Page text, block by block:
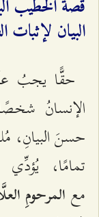
قصة الخطيب
البيان لإثبات
حقًّا یجبُ
الإنسانُ
حسنَ البیانِ،
تمامًا،
مع المرحومِ